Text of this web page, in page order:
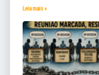
Leia mais »